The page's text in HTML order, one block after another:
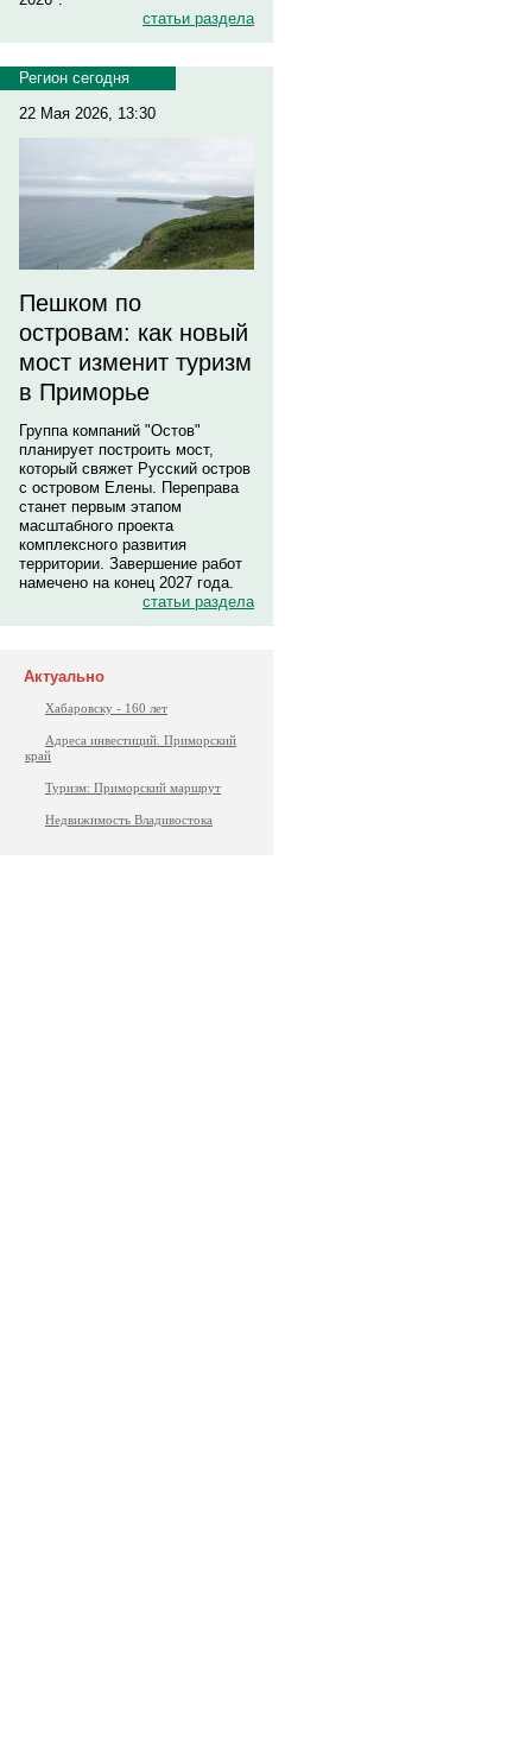
статьи раздела
Регион сегодня
22 Мая 2026, 13:30
Пешком по
островам: как новый
мост изменит туризм
в Приморье
Группа компаний "Остов"
планирует построить мост,
который свяжет Русский остров
с островом Елены. Переправа
станет первым этапом
масштабного проекта
комплексного развития
территории. Завершение работ
намечено на конец 2027 года.
статьи раздела
Актуально
Хабаровску - 160 лет
Адреса инвестиций. Приморский
край
Туризм: Приморский маршрут
Недвижимость Владивостока